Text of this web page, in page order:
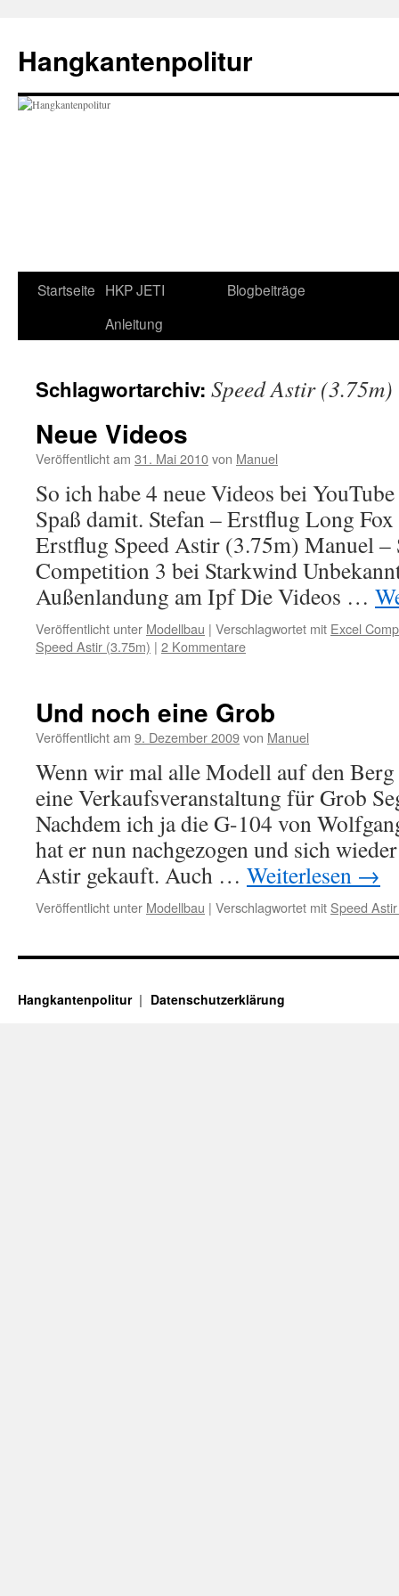
springen
Hangkantenpolitur
Startseite HKP JETI
Anleitung
Blogbeiträge
Schlagwortarchiv: Speed Astir (3.75m)
Neue Videos
Veröffentlicht am 31. Mai 2010von Manuel
So ich habe 4 neue Videos bei
Spaß damit. Stefan – Erstflug Long
Erstflug Speed Astir (3.75m) Manuel
Competition 3 bei Starkwind
Außenlandung am Ipf Die Videos …
Veröffentlicht unter Modellbau | Verschlagwortet mit Excel
Speed Astir (3.75m) | 2 Kommentare
Und noch eine Grob
Veröffentlicht am 9. Dezember 2009von Manuel
Wenn wir mal alle Modell auf den Berg
eine Verkaufsveranstaltung für Grob
Nachdem ich ja die G-104 von
hat er nun nachgezogen und sich
Astir gekauft. Auch … Weiterlesen →
Veröffentlicht unter Modellbau | Verschlagwortet mit Speed
Hangkantenpolitur Datenschutzerklärung